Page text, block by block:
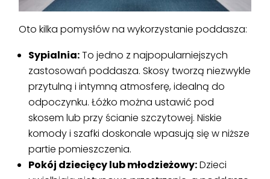
Oto kilka pomysłów na wykorzystanie poddasza:
Sypialnia:To jedno z najpopularniejszych
zastosowań poddasza. Skosy tworzą niezwykle
przytulną i intymną atmosferę, idealną do
odpoczynku. Łóżko można ustawić pod
skosem lub przy ścianie szczytowej. Niskie
komody i szafki doskonale wpasują się w niższe
partie pomieszczenia.
Pokój dziecięcy lub młodzieżowy:Dzieci